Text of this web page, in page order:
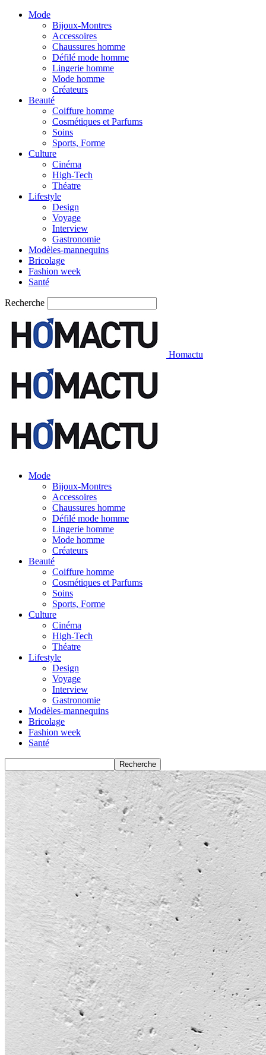
Mode
Bijoux-Montres
Accessoires
Chaussures homme
Défilé mode homme
Lingerie homme
Mode homme
Créateurs
Beauté
Coiffure homme
Cosmétiques et Parfums
Soins
Sports, Forme
Culture
Cinéma
High-Tech
Théatre
Lifestyle
Design
Voyage
Interview
Gastronomie
Modèles-mannequins
Bricolage
Fashion week
Santé
Recherche
Homactu
Mode
Bijoux-Montres
Accessoires
Chaussures homme
Défilé mode homme
Lingerie homme
Mode homme
Créateurs
Beauté
Coiffure homme
Cosmétiques et Parfums
Soins
Sports, Forme
Culture
Cinéma
High-Tech
Théatre
Lifestyle
Design
Voyage
Interview
Gastronomie
Modèles-mannequins
Bricolage
Fashion week
Santé